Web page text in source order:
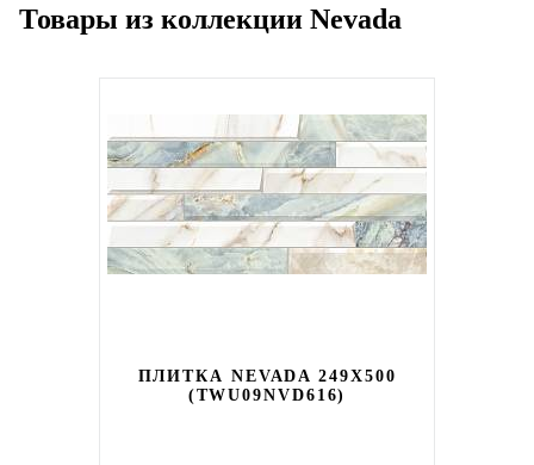
Товары из коллекции Nevada
ПЛИТКА NEVADA 249X500
(TWU09NVD616)